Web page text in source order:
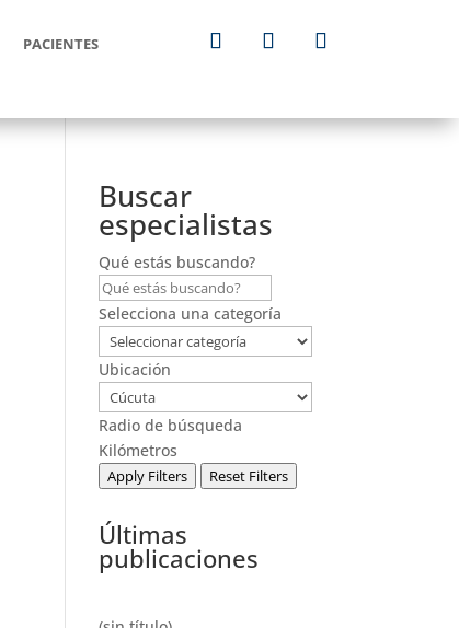
PACIENTES
Buscar
especialistas
Qué estás buscando?
Selecciona una categoría
Ubicación
Radio de búsqueda
Kilómetros
Apply Filters Reset Filters
Últimas
publicaciones